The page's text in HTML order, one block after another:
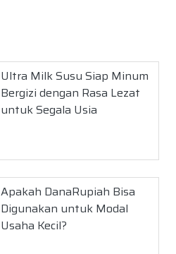
Ultra Milk Susu Siap Minum
Bergizi dengan Rasa Lezat
untuk Segala Usia
Apakah DanaRupiah Bisa
Digunakan untuk Modal
Usaha Kecil?